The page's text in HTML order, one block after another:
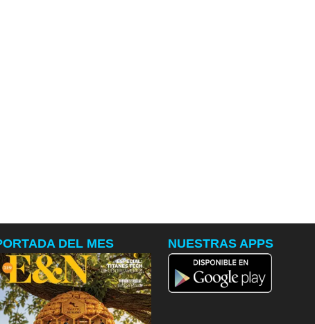
DEL MES NUESTRAS APPS